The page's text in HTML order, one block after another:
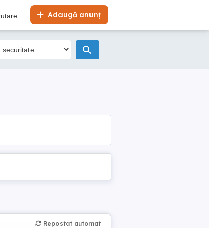
Adaugă anunț
Repostat automat